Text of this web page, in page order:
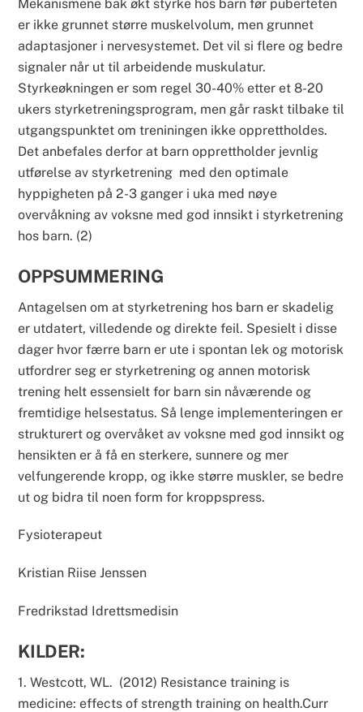
Mekanismene bak økt styrke hos barn før puberteten
er ikke grunnet større muskelvolum, men grunnet
adaptasjoner i nervesystemet. Det vil si flere og bedre
signaler når ut til arbeidende muskulatur.
Styrkeøkningen er som regel 30-40% etter et 8-20
ukers styrketreningsprogram, men går raskt tilbake til
utgangspunktet om treniningen ikke opprettholdes.
Det anbefales derfor at barn opprettholder jevnlig
utførelse av styrketrening med den optimale
hyppigheten på 2-3 ganger i uka med nøye
overvåkning av voksne med god innsikt i styrketrening
hos barn. (2)
OPPSUMMERING
Antagelsen om at styrketrening hos barn er skadelig
er utdatert, villedende og direkte feil. Spesielt i disse
dager hvor færre barn er ute i spontan lek og motorisk
utfordrer seg er styrketrening og annen motorisk
trening helt essensielt for barn sin nåværende og
fremtidige helsestatus. Så lenge implementeringen er
strukturert og overvåket av voksne med god innsikt og
hensikten er å få en sterkere, sunnere og mer
velfungerende kropp, og ikke større muskler, se bedre
ut og bidra til noen form for kroppspress.
Fysioterapeut
Kristian Riise Jenssen
Fredrikstad Idrettsmedisin
KILDER:
1. Westcott, WL. (2012) Resistance training is
medicine: effects of strength training on health.Curr